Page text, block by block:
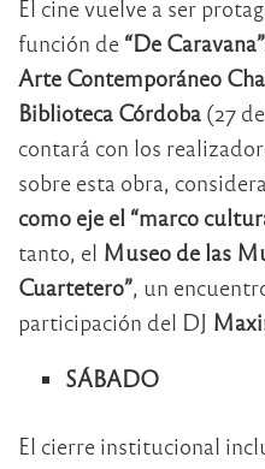
El cine vuelve a ser
función de “De Caravana”
Arte Contemporáneo
Biblioteca Córdoba (27
contará con los
sobre esta obra,
como eje el “marco
tanto, el Museo de las
Cuartetero”, un
participación del DJ
SÁBADO
El cierre institucional